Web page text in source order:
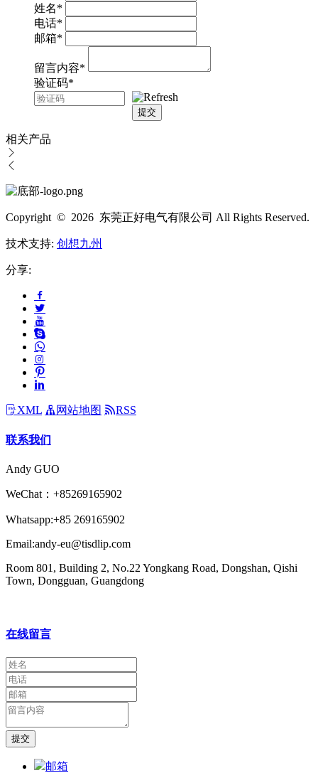
姓名*
电话*
邮箱*
留言内容*
验证码*
提交
相关产品
Copyright © 2026 东莞正好电气有限公司 All Rights Reserved.
技术支持: 创想九州
分享:
XML 网站地图 RSS
联系我们
Andy GUO
WeChat：+85269165902
Whatsapp:+85 269165902
Email:andy-eu@tisdlip.com
Room 801, Building 2, No.22 Yongkang Road, Dongshan, Qishi
Town, Dongguan, Guangdong
在线留言
提交
邮箱